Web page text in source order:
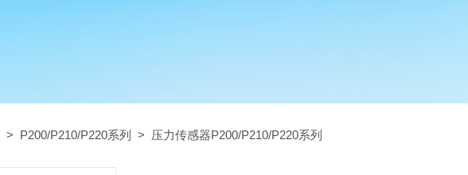
> P200/P210/P220系列 > 压力传感器P200/P210/P220系列